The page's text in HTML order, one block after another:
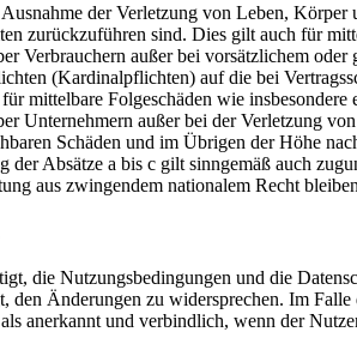
der Verletzung von Leben,
zurückzuführen sind. Dies gilt auch für
Verbrauchern außer bei vorsätzlichem
(Kardinalpflichten) auf die bei
mittelbare Folgeschäden wie insbesondere
Unternehmern außer bei der Verletzung
Schäden und im Übrigen der Höhe
der Absätze a bis c gilt sinngemäß auch
aus zwingendem nationalem Recht
die Nutzungsbedingungen und die
den Änderungen zu widersprechen. Im
anerkannt und verbindlich, wenn der